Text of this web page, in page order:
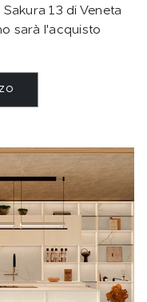
13 di Veneta
sarà l'acquisto